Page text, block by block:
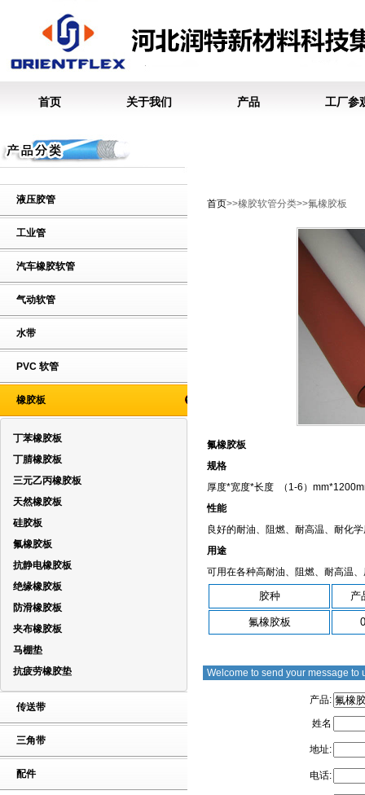
首页 关于我们 产品 工厂参
液压胶管
工业管
汽车橡胶软管
气动软管
水带
PVC 软管
橡胶板
丁苯橡胶板
丁腈橡胶板
三元乙丙橡胶板
天然橡胶板
硅胶板
氟橡胶板
抗静电橡胶板
绝缘橡胶板
防滑橡胶板
夹布橡胶板
马棚垫
抗疲劳橡胶垫
传送带
三角带
配件
首页>>橡胶软管分类>>氟橡胶板
氟橡胶板
规格
厚度*宽度*长度 （1-6）
性能
良好的耐油、阻燃、耐高温、耐化
用途
可用在各种高耐油、阻燃、耐高温
胶种 产
氟橡胶板
Welcome to send your message to
产品:
姓名
地址:
电话: